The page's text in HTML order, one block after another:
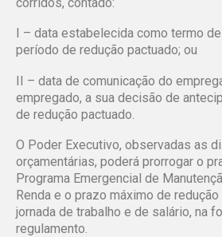
corridos, contado:
I – data estabelecida como termo
período de redução pactuado; ou
II – data de comunicação do
empregado, a sua decisão de
de redução pactuado.
O Poder Executivo, observadas as
orçamentárias, poderá prorrogar o
Programa Emergencial de
Renda e o prazo máximo de
jornada de trabalho e de salário, na
regulamento.